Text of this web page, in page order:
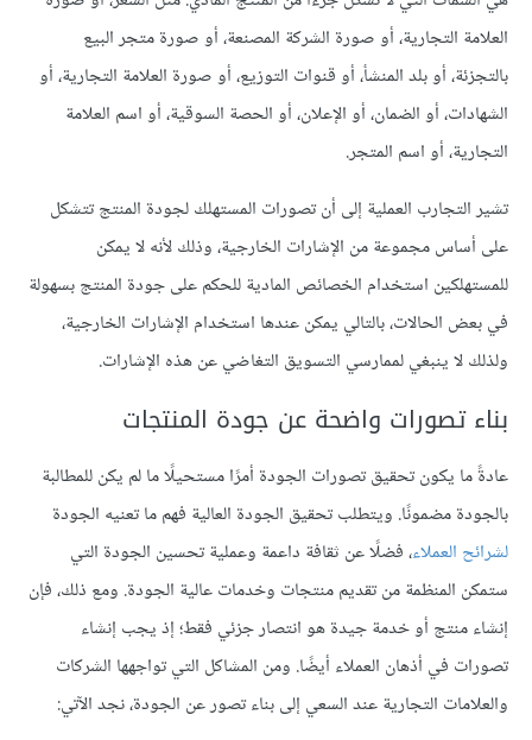
العلامة التجارية، أو صورة الشركة المصنعة، أو صورة متجر البيع
بالتجزئة، أو بلد المنشأ، أو قنوات التوزيع، أو صورة العلامة التجارية، أو
الشهادات، أو الضمان، أو الإعلان، أو الحصة السوقية، أو اسم العلامة
التجارية، أو اسم المتجر.
تشير التجارب العملية إلى أن تصورات المستهلك لجودة المنتج تتشكل
على أساس مجموعة من الإشارات الخارجية، وذلك لأنه لا يمكن
للمستهلكين استخدام الخصائص المادية للحكم على جودة المنتج بسهولة
في بعض الحالات، بالتالي يمكن عندها استخدام الإشارات الخارجية،
ولذلك لا ينبغي لممارسي التسويق التغاضي عن هذه الإشارات.
بناء تصورات واضحة عن جودة المنتجات
عادةً ما يكون تحقيق تصورات الجودة أمرًا مستحيلًا ما لم يكن للمطالبة
بالجودة مضمونًا. ويتطلب تحقيق الجودة العالية فهم ما تعنيه الجودة
لشرائح العملاء، فضلًا عن ثقافة داعمة وعملية تحسين الجودة التي
ستمكن المنظمة من تقديم منتجات وخدمات عالية الجودة. ومع ذلك، فإن
إنشاء منتج أو خدمة جيدة هو انتصار جزئي فقط؛ إذ يجب إنشاء
تصورات في أذهان العملاء أيضًا. ومن المشاكل التي تواجهها الشركات
والعلامات التجارية عند السعي إلى بناء تصور عن الجودة، نجد الآتي: